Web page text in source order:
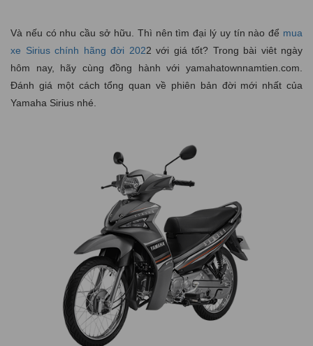
Và nếu có nhu cầu sở hữu. Thì nên tìm đại lý uy tín nào để mua
xe Sirius chính hãng đời 2022 với giá tốt? Trong bài viêt ngày
hôm nay, hãy cùng đồng hành với yamahatownnamtien.com.
Đánh giá một cách tổng quan về phiên bản đời mới nhất của
Yamaha Sirius nhé.